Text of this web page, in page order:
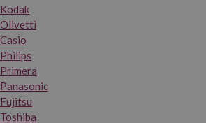
Kodak
Olivetti
Casio
Philips
Primera
Panasonic
Fujitsu
Toshiba